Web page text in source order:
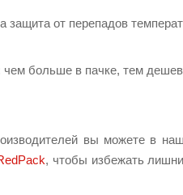
от перепадов
чем больше в пачке, тем
вы можете в
, чтобы избежать